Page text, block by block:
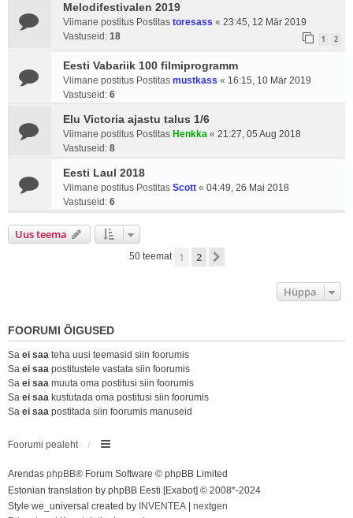
Melodifestivalen 2019
Viimane postitus Postitas toresass « 23:45, 12 Mär 2019
Vastuseid: 18 1 2
Eesti Vabariik 100 filmiprogramm
Viimane postitus Postitas mustkass « 16:15, 10 Mär 2019
Vastuseid: 6
Elu Victoria ajastu talus 1/6
Viimane postitus Postitas Henkka « 21:27, 05 Aug 2018
Vastuseid: 8
Eesti Laul 2018
Viimane postitus Postitas Scott « 04:49, 26 Mai 2018
Vastuseid: 6
Uus teema
50 teemat 1 2
Hüppa
FOORUMI ÕIGUSED
Sa ei saa teha uusi teemasid siin foorumis
Sa ei saa postitustele vastata siin foorumis
Sa ei saa muuta oma postitusi siin foorumis
Sa ei saa kustutada oma postitusi siin foorumis
Sa ei saa postitada siin foorumis manuseid
Foorumi pealeht
Arendas phpBB® Forum Software © phpBB Limited
Estonian translation by phpBB Eesti [Exabot] © 2008*-2024
Style we_universal created by INVENTEA
nextgen